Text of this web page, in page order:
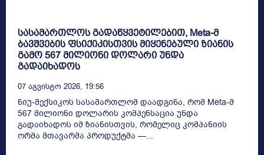
სასამართლოს გადაწყვეტილებით, Meta-მ
ბავშვების ფსიქიკისთვის მიყენებული ზიანის
გამო 567 მილიონი დოლარი უნდა
გადაიხადოს
07 Აგვისტო 2026, 19:56
ნიუ-მექსიკოს სასამართლომ დაადგინა, რომ Meta-მ
567 მილიონი დოლარის კომპენსაცია უნდა
გადაიხადოს იმ ზიანისთვის, რომელიც კომპანიის
ორმა მთავარმა პროდუქტმა —...